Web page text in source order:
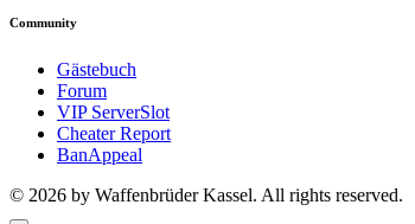
Community
Gästebuch
Forum
VIP ServerSlot
Cheater Report
BanAppeal
© 2026 by Waffenbrüder Kassel. All rights reserved.